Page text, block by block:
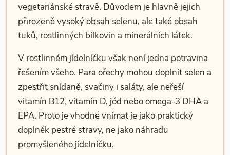
vegetariánské stravě. Důvodem je hlavně jejich
přirozeně vysoký obsah selenu, ale také obsah
tuků, rostlinných bílkovin a minerálních látek.
V rostlinném jídelníčku však není jedna potravina
řešením všeho. Para ořechy mohou doplnit selen a
zpestřit snídaně, svačiny i saláty, ale neřeší
vitamín B12, vitamín D, jód nebo omega-3 DHA a
EPA. Proto je vhodné vnímat je jako praktický
doplněk pestré stravy, ne jako náhradu
promyšleného jídelníčku.